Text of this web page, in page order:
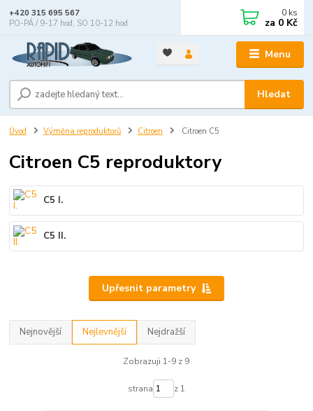
Menu
Hledat
+420 315 695 567
PO-PÁ / 9-17 hod, SO 10-12 hod
0 ks
za 0 Kč
Úvod Výměna reproduktorů Citroen Citroen C5
Citroen C5 reproduktory
C5 I.
C5 II.
Upřesnit parametry
Nejnovější Nejlevnější Nejdražší
Zobrazuji 1-9 z 9
strana z 1